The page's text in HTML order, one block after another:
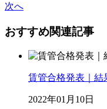
次へ
おすすめ関連記事
賃管合格発表｜結
2022年01月10日